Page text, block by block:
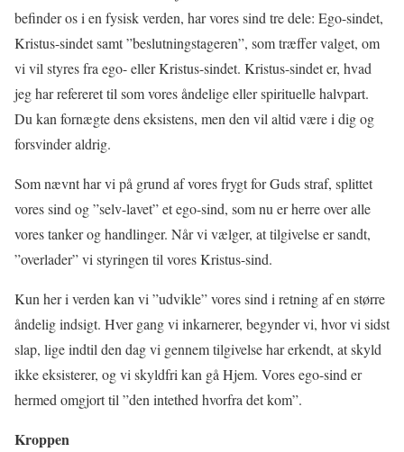
befinder os i en fysisk verden, har vores sind tre dele: Ego-sindet,
Kristus-sindet samt ”beslutningstageren”, som træffer valget, om
vi vil styres fra ego- eller Kristus-sindet. Kristus-sindet er, hvad
jeg har refereret til som vores åndelige eller spirituelle halvpart.
Du kan fornægte dens eksistens, men den vil altid være i dig og
forsvinder aldrig.
Som nævnt har vi på grund af vores frygt for Guds straf, splittet
vores sind og ”selv-lavet” et ego-sind, som nu er herre over alle
vores tanker og handlinger. Når vi vælger, at tilgivelse er sandt,
”overlader” vi styringen til vores Kristus-sind.
Kun her i verden kan vi ”udvikle” vores sind i retning af en større
åndelig indsigt. Hver gang vi inkarnerer, begynder vi, hvor vi sidst
slap, lige indtil den dag vi gennem tilgivelse har erkendt, at skyld
ikke eksisterer, og vi skyldfri kan gå Hjem. Vores ego-sind er
hermed omgjort til ”den intethed hvorfra det kom”.
Kroppen